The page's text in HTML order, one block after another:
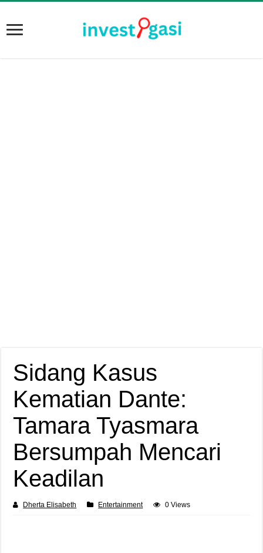
Sidang Kasus
Kematian Dante:
Tamara Tyasmara
Bersumpah Mencari
Keadilan
Dherta Elisabeth Entertainment 0 Views